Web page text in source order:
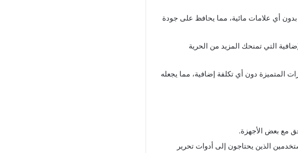
أي علامات مائية، مما يحافظ على جودة
التي تمنحك المزيد من الحرية
المتميزة دون أي تكلفة إضافية، مما يجعله
مع بعض الأجهزة.
الذين يحتاجون إلى أدوات تحرير